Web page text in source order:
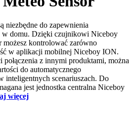
niezbędne do zapewnienia
w domu. Dzięki czujnikowi Niceboy
kontrolować zarówno
w aplikacji mobilnej Niceboy ION.
z innymi produktami, można
do automatycznego
inteligentnych scenariuszach. Do
jest jednostka centralna Niceboy
więcej